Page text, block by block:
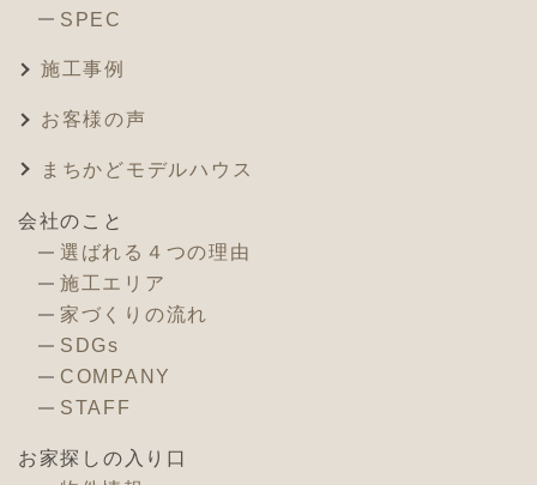
SPEC
施工事例
お客様の声
まちかどモデルハウス
会社のこと
選ばれる４つの理由
施工エリア
家づくりの流れ
SDGs
COMPANY
STAFF
お家探しの入り口